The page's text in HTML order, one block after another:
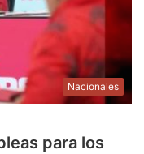
Nacionales
para los